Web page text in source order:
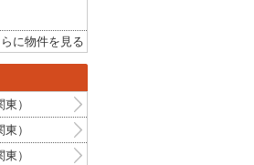
に物件を見る
）
）
）